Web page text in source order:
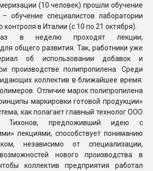
(10 человек) прошли обучение
специалистов лаборатории
контроля в Италии (с 10 по 21 октября).
в неделю проходят лекции,
общего развития. Так, работники уже
об использовании добавок и
производстве полипропилена. Среди
коллектив в ближайшее время:
Отличие марок полипропилена
маркировки готовой продукции»
как полагает главный технолог ООО
Тихонов, предложивший идею с
лекциями, способствует пониманию
независимо от специализации,
нового производства в
коллектив предприятия работал